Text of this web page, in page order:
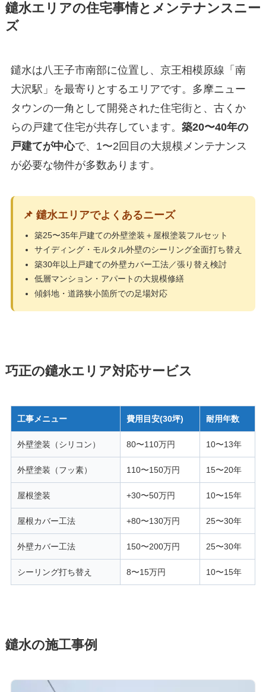
鑓水エリアの住宅事情とメンテナンスニー
ズ
鑓水は八王子市南部に位置し、京王相模原線「南
大沢駅」を最寄りとするエリアです。多摩ニュー
タウンの一角として開発された住宅街と、古くか
らの戸建て住宅が共存しています。 築20〜40年の
戸建てが中心で、1〜2回目の大規模メンテナンス
が必要な物件が多数あります。
📌 鑓水エリアでよくあるニーズ
築25〜35年戸建ての外壁塗装＋屋根塗装フルセット
サイディング・モルタル外壁のシーリング全面打ち替え
築30年以上戸建ての外壁カバー工法／張り替え検討
低層マンション・アパートの大規模修繕
傾斜地・道路狭小箇所での足場対応
巧正の鑓水エリア対応サービス
工事メニュー 費用目安(30坪) 耐用年数
外壁塗装（シリコン） 80〜110万円 10〜13年
外壁塗装（フッ素） 110〜150万円 15〜20年
屋根塗装 +30〜50万円 10〜15年
屋根カバー工法 +80〜130万円 25〜30年
外壁カバー工法 150〜200万円 25〜30年
シーリング打ち替え 8〜15万円 10〜15年
鑓水の施工事例